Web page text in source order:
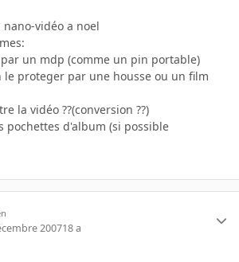
vidéo a noel
un mdp (comme un pin portable)
proteger par une housse ou un film
la vidéo ??(conversion ??)
pochettes d'album (si possible
200718 a